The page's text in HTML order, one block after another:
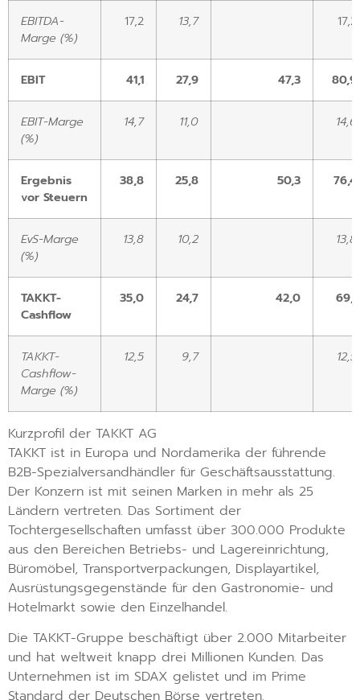
EBITDA-
Marge (%)
17,2 13,7 17,2
EBIT 41,1 27,9 47,3 80,9
EBIT-Marge
(%)
14,7 11,0 14,6
Ergebnis
vor Steuern
38,8 25,8 50,3 76,4
EvS-Marge
(%)
13,8 10,2 13,8
TAKKT-
Cashflow
35,0 24,7 42,0 69,1
TAKKT-
Cashflow-
Marge (%)
12,5 9,7 12,5
Kurzprofil der TAKKT AG
TAKKT ist in Europa und Nordamerika der führende
B2B-Spezialversandhändler für Geschäftsausstattung.
Der Konzern ist mit seinen Marken in mehr als 25
Ländern vertreten. Das Sortiment der
Tochtergesellschaften umfasst über 300.000 Produkte
aus den Bereichen Betriebs- und Lagereinrichtung,
Büromöbel, Transportverpackungen, Displayartikel,
Ausrüstungsgegenstände für den Gastronomie- und
Hotelmarkt sowie den Einzelhandel.
Die TAKKT-Gruppe beschäftigt über 2.000 Mitarbeiter
und hat weltweit knapp drei Millionen Kunden. Das
Unternehmen ist im SDAX gelistet und im Prime
Standard der Deutschen Börse vertreten.